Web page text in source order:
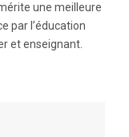
une meilleure
par l’éducation
et enseignant.